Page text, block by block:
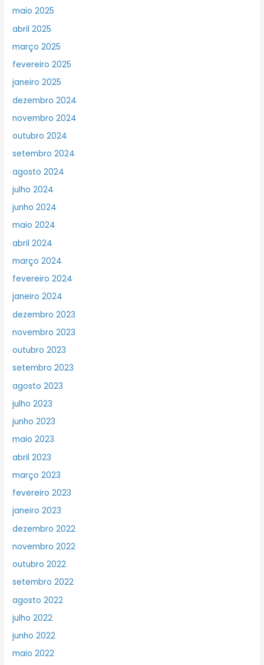
maio 2025
abril 2025
março 2025
fevereiro 2025
janeiro 2025
dezembro 2024
novembro 2024
outubro 2024
setembro 2024
agosto 2024
julho 2024
junho 2024
maio 2024
abril 2024
março 2024
fevereiro 2024
janeiro 2024
dezembro 2023
novembro 2023
outubro 2023
setembro 2023
agosto 2023
julho 2023
junho 2023
maio 2023
abril 2023
março 2023
fevereiro 2023
janeiro 2023
dezembro 2022
novembro 2022
outubro 2022
setembro 2022
agosto 2022
julho 2022
junho 2022
maio 2022